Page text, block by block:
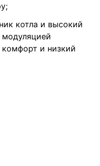
котла и высокий
и низкий